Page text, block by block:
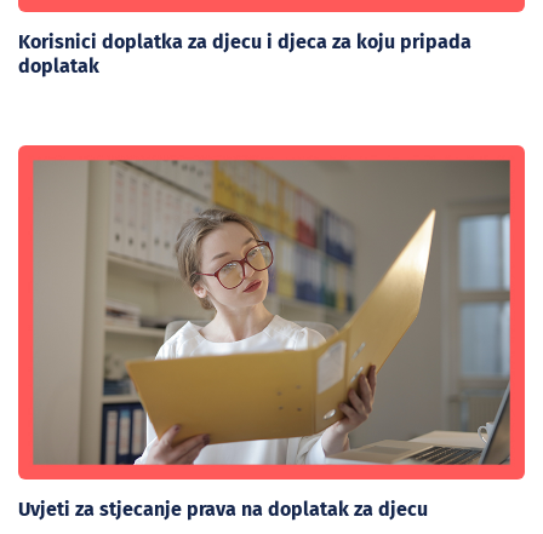
Korisnici doplatka za djecu i djeca za koju pripada
doplatak
Uvjeti za stjecanje prava na doplatak za djecu